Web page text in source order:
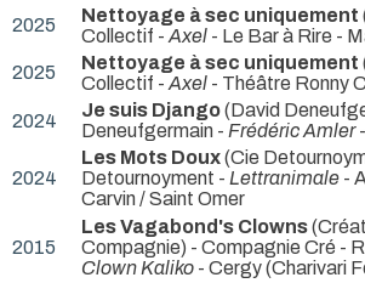
2025
Nettoyage à sec uniquement
Collectif - Axel - Le Bar à Rire -
2025
Nettoyage à sec uniquement
Collectif - Axel - Théâtre Ronny
2024
Je suis Django(David
Deneufgermain - Frédéric Amler-
2024
Les Mots Doux(Cie
Detournoyment - Lettranimale -
Carvin / Saint Omer
2015
Les Vagabond's Clowns
Compagnie) - Compagnie Cré -
Clown Kaliko - Cergy (Charivari